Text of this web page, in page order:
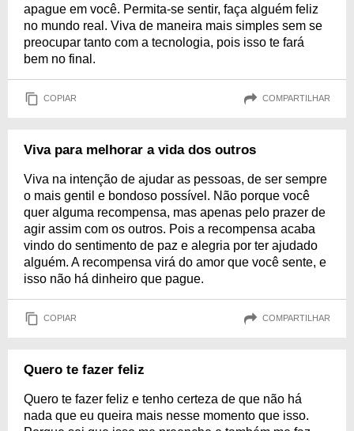
apague em você. Permita-se sentir, faça alguém feliz
no mundo real. Viva de maneira mais simples sem se
preocupar tanto com a tecnologia, pois isso te fará
bem no final.
COPIAR COMPARTILHAR
Viva para melhorar a vida dos outros
Viva na intenção de ajudar as pessoas, de ser sempre
o mais gentil e bondoso possível. Não porque você
quer alguma recompensa, mas apenas pelo prazer de
agir assim com os outros. Pois a recompensa acaba
vindo do sentimento de paz e alegria por ter ajudado
alguém. A recompensa virá do amor que você sente, e
isso não há dinheiro que pague.
COPIAR COMPARTILHAR
Quero te fazer feliz
Quero te fazer feliz e tenho certeza de que não há
nada que eu queira mais nesse momento que isso.